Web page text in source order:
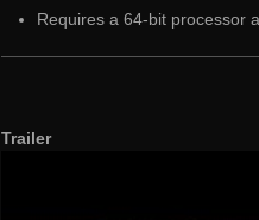
Requires a 64-bit processor
Trailer